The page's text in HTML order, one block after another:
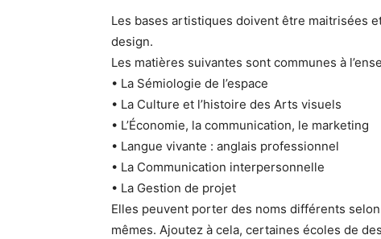
Les bases artistiques doivent être maitrisées
design.
Les matières suivantes sont communes à
• La Sémiologie de l’espace
• La Culture et l’histoire des Arts visuels
• L’Économie, la communication, le marketing
• Langue vivante : anglais professionnel
• La Communication interpersonnelle
• La Gestion de projet
Elles peuvent porter des noms différents
mêmes. Ajoutez à cela, certaines écoles de